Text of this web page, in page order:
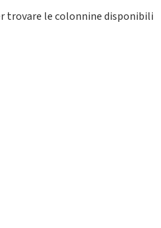
trovare le colonnine disponibili